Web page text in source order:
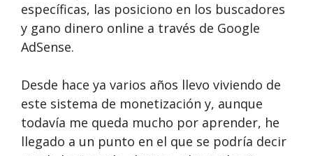
específicas, las posiciono en los buscadores
y gano dinero online a través de Google
AdSense.
Desde hace ya varios años llevo viviendo de
este sistema de monetización y, aunque
todavía me queda mucho por aprender, he
llegado a un punto en el que se podría decir